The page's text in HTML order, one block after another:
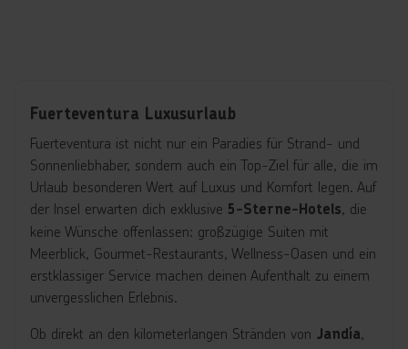
Fuerteventura Luxusurlaub
Fuerteventura ist nicht nur ein Paradies für Strand- und
Sonnenliebhaber, sondern auch ein Top-Ziel für alle, die im
Urlaub besonderen Wert auf Luxus und Komfort legen. Auf
der Insel erwarten dich exklusive 5-Sterne-Hotels, die
keine Wünsche offenlassen: großzügige Suiten mit
Meerblick, Gourmet-Restaurants, Wellness-Oasen und ein
erstklassiger Service machen deinen Aufenthalt zu einem
unvergesslichen Erlebnis.
Ob direkt an den kilometerlangen Stränden von Jandía,